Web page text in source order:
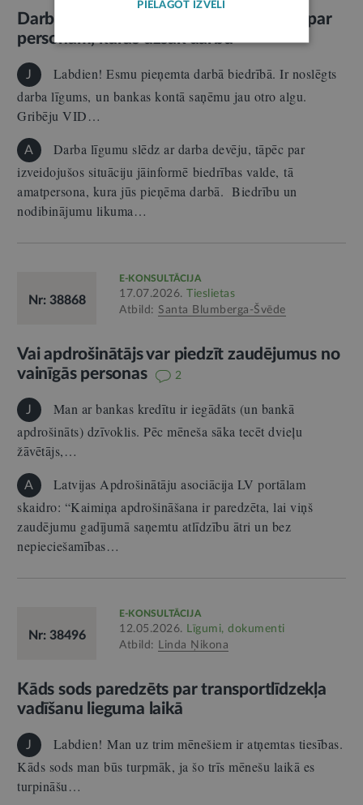
Darba devēja pienākums ir sniegt ziņas par
personām, kuras uzsāk darbu
J
Labdien! Esmu pieņemta darbā biedrībā. Ir noslēgts
darba līgums, un bankas kontā saņēmu jau otro algu.
Gribēju VID…
A
Darba līgumu slēdz ar darba devēju, tāpēc par
izveidojušos situāciju jāinformē biedrības valde, tā
amatpersona, kura jūs pieņēma darbā. Biedrību un
nodibinājumu likuma…
Nr: 38868
E-KONSULTĀCIJA
17.07.2026.
Tieslietas
Atbild: Santa Blumberga-Švēde
Vai apdrošinātājs var piedzīt zaudējumus no
vainīgās personas
2
J
Man ar bankas kredītu ir iegādāts (un bankā
apdrošināts) dzīvoklis. Pēc mēneša sāka tecēt dvieļu
žāvētājs,…
A
Latvijas Apdrošinātāju asociācija LV portālam
skaidro: “Kaimiņa apdrošināšana ir paredzēta, lai viņš
zaudējumu gadījumā saņemtu atlīdzību ātri un bez
nepieciešamības…
Nr: 38496
E-KONSULTĀCIJA
12.05.2026. Līgumi, dokumenti
Atbild: Linda Ņikona
Kāds sods paredzēts par transportlīdzekļa
vadīšanu lieguma laikā
J
Labdien! Man uz trim mēnešiem ir atņemtas tiesības.
Kāds sods man būs turpmāk, ja šo trīs mēnešu laikā es
turpināšu…
PIELĀGOT IZVĒLI